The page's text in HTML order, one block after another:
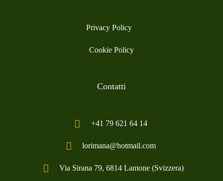
Privacy Policy
Cookie Policy
Contatti
+41 79 621 64 14
lorimana@hotmail.com
Via Sirana 79, 6814 Lamone (Svizzera)